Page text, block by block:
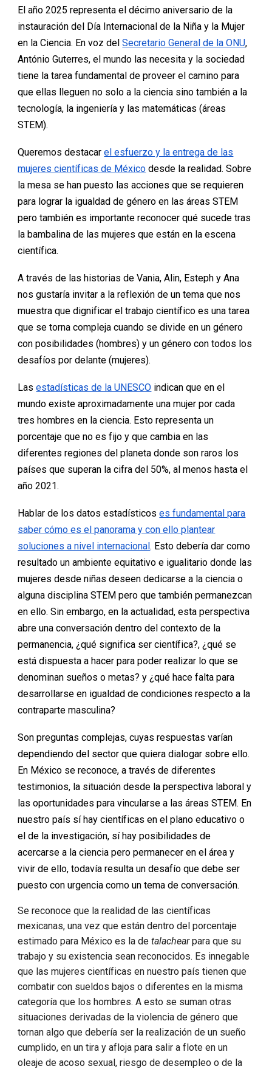
El año 2025 representa el décimo aniversario de la
instauración del Día Internacional de la Niña y la Mujer
en la Ciencia. En voz del Secretario General de la ONU,
António Guterres, el mundo las necesita y la sociedad
tiene la tarea fundamental de proveer el camino para
que ellas lleguen no solo a la ciencia sino también a la
tecnología, la ingeniería y las matemáticas (áreas
STEM).
Queremos destacar el esfuerzo y la entrega de las
mujeres científicas de México desde la realidad. Sobre
la mesa se han puesto las acciones que se requieren
para lograr la igualdad de género en las áreas STEM
pero también es importante reconocer qué sucede tras
la bambalina de las mujeres que están en la escena
científica.
A través de las historias de Vania, Alin, Esteph y Ana
nos gustaría invitar a la reflexión de un tema que nos
muestra que dignificar el trabajo científico es una tarea
que se torna compleja cuando se divide en un género
con posibilidades (hombres) y un género con todos los
desafíos por delante (mujeres).
Las estadísticas de la UNESCO indican que en el
mundo existe aproximadamente una mujer por cada
tres hombres en la ciencia. Esto representa un
porcentaje que no es fijo y que cambia en las
diferentes regiones del planeta donde son raros los
países que superan la cifra del 50%, al menos hasta el
año 2021.
Hablar de los datos estadísticos es fundamental para
saber cómo es el panorama y con ello plantear
soluciones a nivel internacional. Esto debería dar como
resultado un ambiente equitativo e igualitario donde las
mujeres desde niñas deseen dedicarse a la ciencia o
alguna disciplina STEM pero que también permanezcan
en ello. Sin embargo, en la actualidad, esta perspectiva
abre una conversación dentro del contexto de la
permanencia, ¿qué significa ser científica?, ¿qué se
está dispuesta a hacer para poder realizar lo que se
denominan sueños o metas? y ¿qué hace falta para
desarrollarse en igualdad de condiciones respecto a la
contraparte masculina?
Son preguntas complejas, cuyas respuestas varían
dependiendo del sector que quiera dialogar sobre ello.
En México se reconoce, a través de diferentes
testimonios, la situación desde la perspectiva laboral y
las oportunidades para vincularse a las áreas STEM. En
nuestro país sí hay científicas en el plano educativo o
el de la investigación, sí hay posibilidades de
acercarse a la ciencia pero permanecer en el área y
vivir de ello, todavía resulta un desafío que debe ser
puesto con urgencia como un tema de conversación.
Se reconoce que la realidad de las científicas
mexicanas, una vez que están dentro del porcentaje
estimado para México es la detalachearpara que su
trabajo y su existencia sean reconocidos. Es innegable
que las mujeres científicas en nuestro país tienen que
combatir con sueldos bajos o diferentes en la misma
categoría que los hombres. A esto se suman otras
situaciones derivadas de la violencia de género que
tornan algo que debería ser la realización de un sueño
cumplido, en un tira y afloja para salir a flote en un
oleaje de acoso sexual, riesgo de desempleo o de la